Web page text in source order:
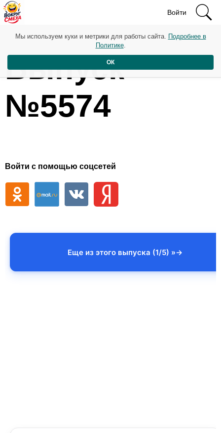
Войти
Выпуск
№5574
Войти с помощью соцсетей
Еще из этого выпуска (1/5) »
Мы используем куки и метрики для работы сайта. Подробнее в
Политике.
ОК